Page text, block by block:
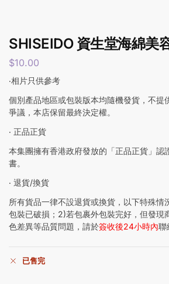
SHISEIDO 資生堂海綿美
$10.00
‧相片只供參考
個別產品地區或包裝版本均隨機發貨，不提
爭議，本店保留最終決定權。
‧ 正品正貨
本集團擁有香港政府發放的「正品正貨」認
書。
‧ 退貨/換貨
所有貨品一律不設退貨或換貨，以下特殊情
包裝已破損；2)若包裹外包裝完好，但發現
色差異等品質問題，請於簽收後24小時內聯
已售完